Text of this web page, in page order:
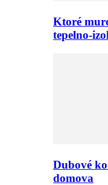
Ktoré
tepelno-
Dubové
domova